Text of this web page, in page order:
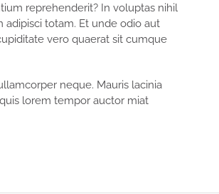
reprehenderit? In voluptas nihil
totam. Et unde odio aut
vero quaerat sit cumque
neque. Mauris lacinia
lorem tempor auctor miat